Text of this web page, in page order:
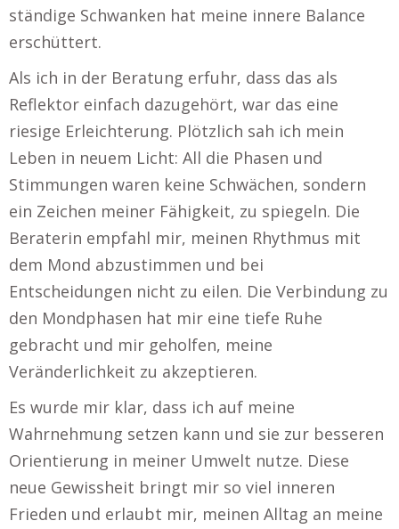
ständige Schwanken hat meine innere Balance
erschüttert.
Als ich in der Beratung erfuhr, dass das als
Reflektor einfach dazugehört, war das eine
riesige Erleichterung. Plötzlich sah ich mein
Leben in neuem Licht: All die Phasen und
Stimmungen waren keine Schwächen, sondern
ein Zeichen meiner Fähigkeit, zu spiegeln. Die
Beraterin empfahl mir, meinen Rhythmus mit
dem Mond abzustimmen und bei
Entscheidungen nicht zu eilen. Die Verbindung zu
den Mondphasen hat mir eine tiefe Ruhe
gebracht und mir geholfen, meine
Veränderlichkeit zu akzeptieren.
Es wurde mir klar, dass ich auf meine
Wahrnehmung setzen kann und sie zur besseren
Orientierung in meiner Umwelt nutze. Diese
neue Gewissheit bringt mir so viel inneren
Frieden und erlaubt mir, meinen Alltag an meine